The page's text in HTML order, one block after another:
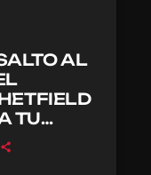
AL
TU